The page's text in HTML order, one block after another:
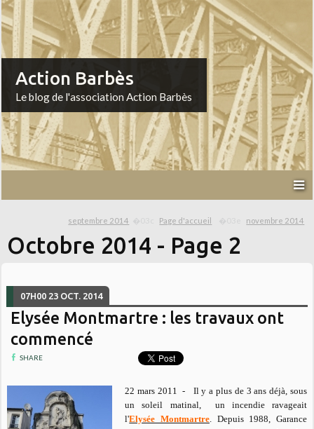
Action Barbès
Le blog de l'association Action Barbès
septembre 2014 Page d'accueil novembre 2014
Octobre 2014 - Page 2
07H00 23 OCT. 2014
Elysée Montmartre : les travaux ont
commencé
SHARE
22 mars 2011 - Il y a plus de 3 ans déjà, sous
un soleil matinal, un incendie ravageait
l'Elysée Montmartre. Depuis 1988, Garance